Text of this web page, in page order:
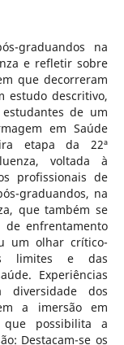
graduandos na
e refletir sobre
que decorreram
estudo descritivo,
de um
em Saúde
etapa da 22ª
voltada à
profissionais de
graduandos, na
que também se
de enfrentamento
um olhar crítico-
limites e das
Experiências
diversidade dos
a imersão em
que possibilita a
Destacam-se os